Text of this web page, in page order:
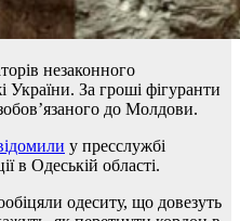
незаконного
України. За гроші фігуранти
до Молдови.
у пресслужбі
в Одеській області.
одеситу, що довезуть